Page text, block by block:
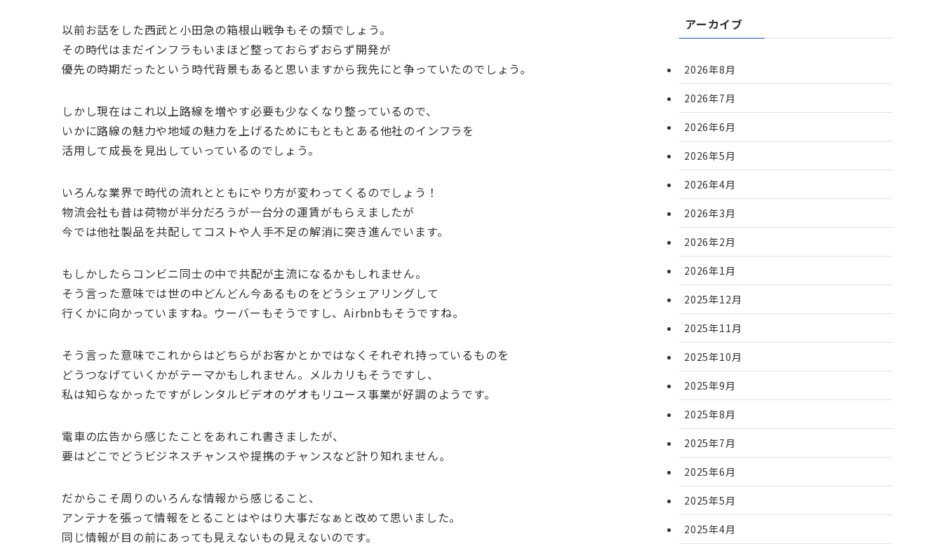
以前お話をした西武と小田急の箱根山戦争もその類でしょう。
その時代はまだインフラもいまほど整っておらずおらず開発が
優先の時期だったという時代背景もあると思いますから我先にと争っていたのでしょう。
しかし現在はこれ以上路線を増やす必要も少なくなり整っているので、
いかに路線の魅力や地域の魅力を上げるためにもともとある他社のインフラを
活用して成長を見出していっているのでしょう。
いろんな業界で時代の流れとともにやり方が変わってくるのでしょう！
物流会社も昔は荷物が半分だろうが一台分の運賃がもらえましたが
今では他社製品を共配してコストや人手不足の解消に突き進んでいます。
もしかしたらコンビニ同士の中で共配が主流になるかもしれません。
そう言った意味では世の中どんどん今あるものをどうシェアリングして
行くかに向かっていますね。ウーバーもそうですし、Airbnbもそうですね。
そう言った意味でこれからはどちらがお客かとかではなくそれぞれ持っているものを
どうつなげていくかがテーマかもしれません。メルカリもそうですし、
私は知らなかったですがレンタルビデオのゲオもリユース事業が好調のようです。
電車の広告から感じたことをあれこれ書きましたが、
要はどこでどうビジネスチャンスや提携のチャンスなど計り知れません。
だからこそ周りのいろんな情報から感じること、
アンテナを張って情報をとることはやはり大事だなぁと改めて思いました。
同じ情報が目の前にあっても見えないもの見えないのです。
アーカイブ
2026年8月
2026年7月
2026年6月
2026年5月
2026年4月
2026年3月
2026年2月
2026年1月
2025年12月
2025年11月
2025年10月
2025年9月
2025年8月
2025年7月
2025年6月
2025年5月
2025年4月